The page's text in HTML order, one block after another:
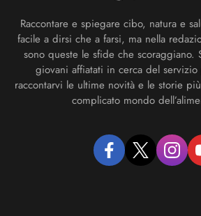
Raccontare e spiegare cibo, natura e
facile a dirsi che a farsi, ma nella
sono queste le sfide che
giovani affiatati in cerca del
raccontarvi le ultime novità e le storie
complicato mondo
facebooktwitter